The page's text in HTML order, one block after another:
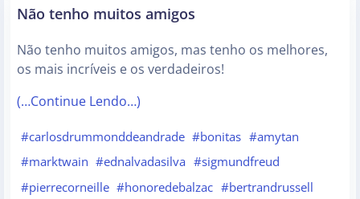
Não tenho muitos amigos
Não tenho muitos amigos, mas tenho os melhores,
os mais incríveis e os verdadeiros!
(…Continue Lendo…)
#carlosdrummonddeandrade #bonitas #amytan
#marktwain #ednalvadasilva #sigmundfreud
#pierrecorneille #honoredebalzac #bertrandrussell